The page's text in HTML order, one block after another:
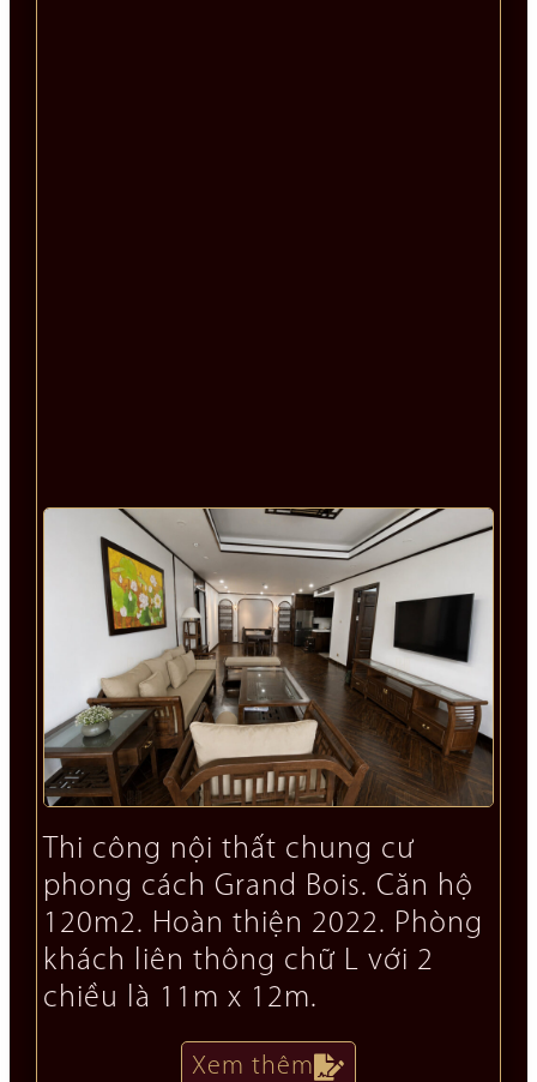
Thi công nội thất chung cư
phong cách Grand Bois. Căn hộ
120m2. Hoàn thiện 2022. Phòng
khách liên thông chữ L với 2
chiều là 11m x 12m.
Xem thêm